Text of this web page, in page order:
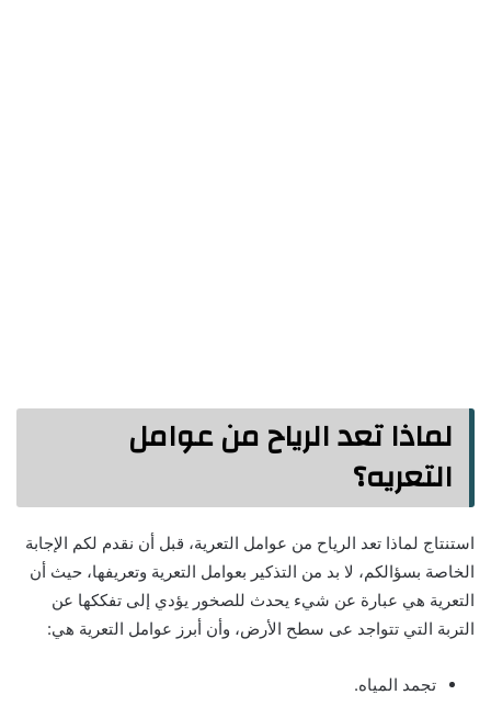
لماذا تعد الرياح من عوامل
التعريه؟
استنتاج لماذا تعد الرياح من عوامل التعرية، قبل أن نقدم لكم الإجابة
الخاصة بسؤالكم، لا بد من التذكير بعوامل التعرية وتعريفها، حيث أن
التعرية هي عبارة عن شيء يحدث للصخور يؤدي إلى تفككها عن
التربة التي تتواجد عى سطح الأرض، وأن أبرز عوامل التعرية هي:
تجمد المياه.